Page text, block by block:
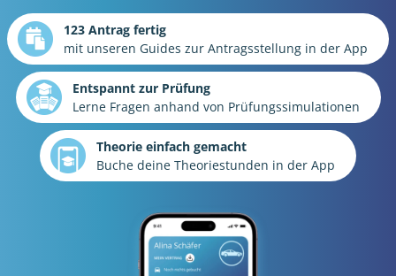
123 Antrag fertig
mit unseren Guides zur Antragsstellung in der App
Entspannt zur Prüfung
Lerne Fragen anhand von Prüfungssimulationen
Theorie einfach gemacht
Buche deine Theoriestunden in der App